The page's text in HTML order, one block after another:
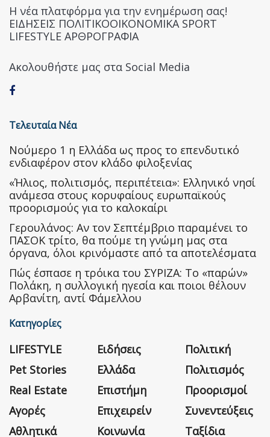
Η νέα πλατφόρμα για την ενημέρωση σας!
ΕΙΔΗΣΕΙΣ ΠΟΛΙΤΙΚΟΟΙΚΟΝΟΜΙΚΑ SPORT
LIFESTYLE ΑΡΘΡΟΓΡΑΦΙΑ
Ακολουθήστε μας στα Social Media
Τελευταία Νέα
Nούμερο 1 η Ελλάδα ως προς το επενδυτικό
ενδιαφέρον στον κλάδο φιλοξενίας
«Ήλιος, πολιτισμός, περιπέτεια»: Ελληνικό νησί
ανάμεσα στους κορυφαίους ευρωπαϊκούς
προορισμούς για το καλοκαίρι
Γερουλάνος: Αν τον Σεπτέμβριο παραμένει το
ΠΑΣΟΚ τρίτο, θα πούμε τη γνώμη μας στα
όργανα, όλοι κρινόμαστε από τα αποτελέσματα
Πώς έσπασε η τρόικα του ΣΥΡΙΖΑ: Το «παρών»
Πολάκη, η συλλογική ηγεσία και ποιοι θέλουν
Αρβανίτη, αντί Φάμελλου
Κατηγορίες
LIFESTYLE
Pet Stories
Real Estate
Αγορές
Αθλητικά
Ειδήσεις
Ελλάδα
Επιστήμη
Επιχειρείν
Κοινωνία
Πολιτική
Πολιτισμός
Προορισμοί
Συνεντεύξεις
Ταξίδια